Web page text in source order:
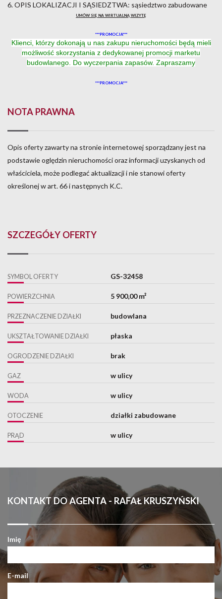
6. OPIS LOKALIZACJI I SĄSIEDZTWA: sąsiedztwo zabudowane
UMÓW SIĘ NA WIRTUALNĄ WIZYTĘ
***PROMOCJA***
Klienci, którzy dokonają u nas zakupu nieruchomości będą mieli
możliwość skorzystania z dedykowanej promocji marketu
budowlanego. Do wyczerpania zapasów. Zapraszamy
***PROMOCJA***
NOTA PRAWNA
Opis oferty zawarty na stronie internetowej sporządzany jest na
podstawie oględzin nieruchomości oraz informacji uzyskanych od
właściciela, może podlegać aktualizacji i nie stanowi oferty
określonej w art. 66 i następnych K.C.
SZCZEGÓŁY OFERTY
SYMBOL OFERTY GS-32458
POWIERZCHNIA 5 900,00 m²
PRZEZNACZENIE DZIAŁKI budowlana
UKSZTAŁTOWANIE DZIAŁKI płaska
OGRODZENIE DZIAŁKI brak
GAZ w ulicy
WODA w ulicy
OTOCZENIE działki zabudowane
PRĄD w ulicy
KONTAKT DO AGENTA - RAFAŁ KRUSZYŃSKI
Imię
E-mail